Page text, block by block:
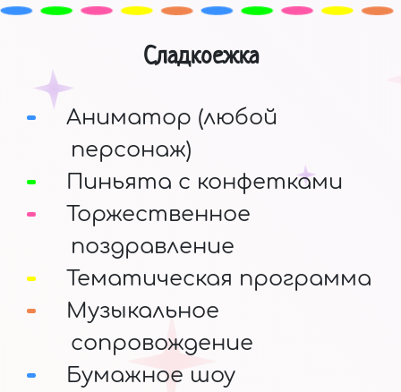
Сладкоежка
Аниматор (любой
персонаж)
Пиньята с конфетками
Торжественное
поздравление
Тематическая программа
Музыкальное
сопровождение
Бумажное шоу